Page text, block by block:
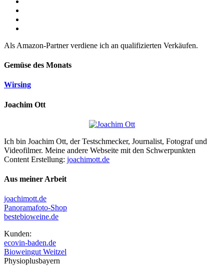
Als Amazon-Partner verdiene ich an qualifizierten Verkäufen.
Gemüse des Monats
Wirsing
Joachim Ott
Ich bin Joachim Ott, der Testschmecker, Journalist, Fotograf und
Videofilmer. Meine andere Webseite mit den Schwerpunkten
Content Erstellung: joachimott.de
Aus meiner Arbeit
joachimott.de
Panoramafoto-Shop
bestebioweine.de
Kunden:
ecovin-baden.de
Bioweingut Weitzel
Physioplusbayern